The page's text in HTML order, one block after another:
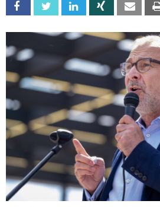
Facebook Twitter Linkedin Xing Email